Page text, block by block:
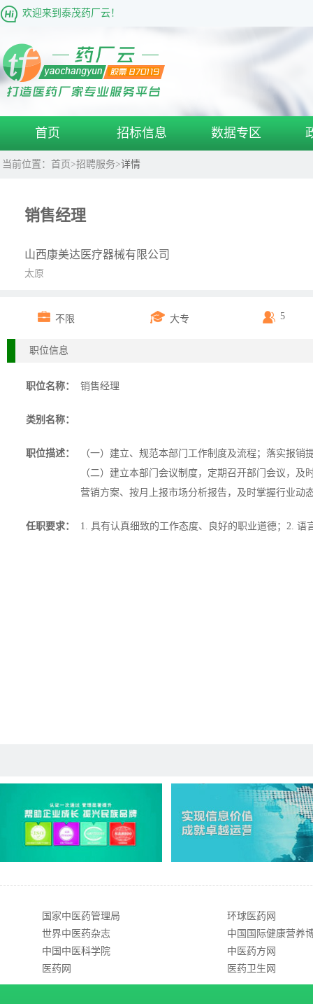
欢迎来到泰茂药厂云！
首页 招标信息 数据专区
当前位置： 首页 >招聘服务>详情
销售经理
山西康美达医疗器械有限公司
太原
不限 大专 5
职位信息
职位名称： 销售经理
类别名称：
职位描述：
（一）建立、规范本部门工作制度及流程；落实报
（二）建立本部门会议制度，定期召开部门会议，
营销方案、按月上报市场分析报告，及时掌握行业动
任职要求： 1. 具有认真细致的工作态度、良好的职业道德；2. 语
国家中医药管理局
世界中医药杂志
中国中医科学院
医药网
环球医药网
中国国际健康营养
中医药方网
医药卫生网